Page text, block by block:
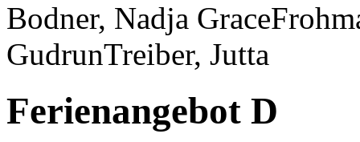
Bodner, Nadja Grace
GudrunTreiber, Jutta
Ferienangebot D